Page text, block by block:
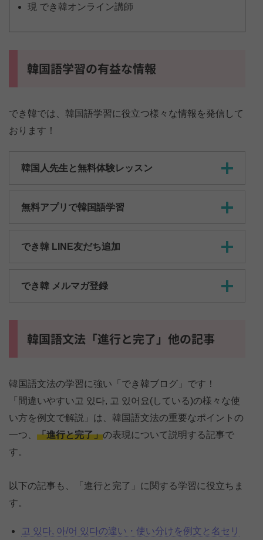
現 でき韓オンライン講師
韓国語学習の有益な情報
でき韓では、韓国語学習に役立つ様々な情報を発信して
おります！
韓国人先生と無料体験レッスン
無料アプリで韓国語学習
でき韓 LINE友だち追加
でき韓 メルマガ登録
韓国語文法「進行と完了」他の記事
韓国語文法の学習に強い「でき韓ブログ」です！
「間違いやすい고 있다, 고 있어요(している)の様々な使
い方を例文で解説」は、韓国語文法の重要なポイントの
一つ、 「進行と完了」の表現について説明する記事で
す。
以下の記事も、「進行と完了」に関する学習に役立ちま
す。
고 있다, 아/어 있다の違い・使い分けを例文と名セリ